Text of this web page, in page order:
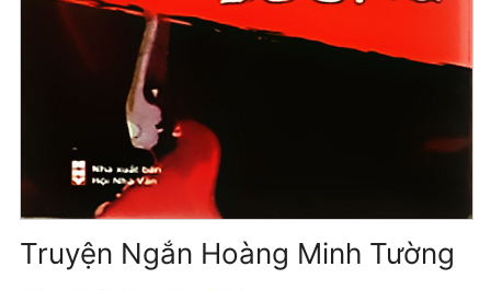
Truyện Ngắn Hoàng Minh Tường